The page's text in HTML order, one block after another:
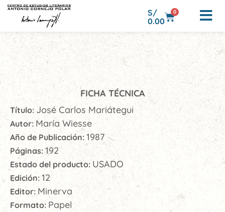
S/
0.00
0
FICHA TÉCNICA
Título: José Carlos Mariátegui
Autor: María Wiesse
Año de Publicación: 1987
Páginas: 192
Estado del producto: USADO
Edición: 12
Editor:Minerva
Formato: Papel